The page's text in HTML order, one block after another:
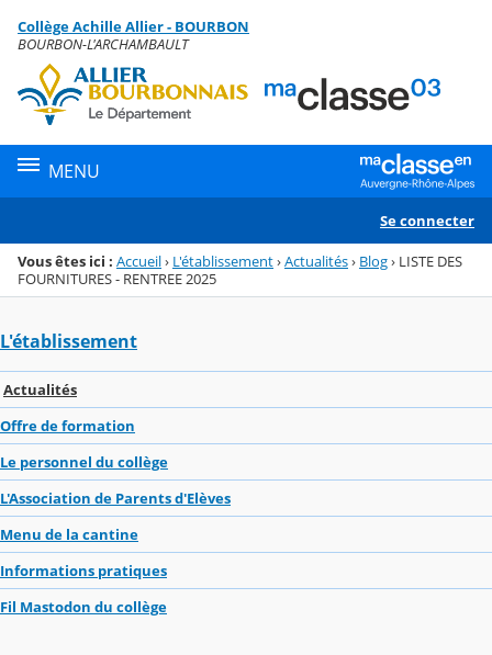
Menu de la rubrique
Contenu
Collège Achille Allier - BOURBON
BOURBON-L'ARCHAMBAULT
MENU
Se connecter
Vous êtes ici : Accueil› L'établissement›Actualités› Blog› LISTE DES
FOURNITURES - RENTREE 2025
L'établissement
Actualités
Offre de formation
Le personnel du collège
L'Association de Parents d'Elèves
Menu de la cantine
Informations pratiques
Fil Mastodon du collège